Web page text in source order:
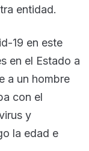
entidad.
19 en este
en el Estado a
a un hombre
con el
y
la edad e